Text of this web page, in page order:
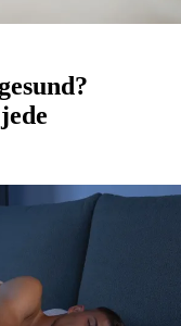
unserer
viele Stunden